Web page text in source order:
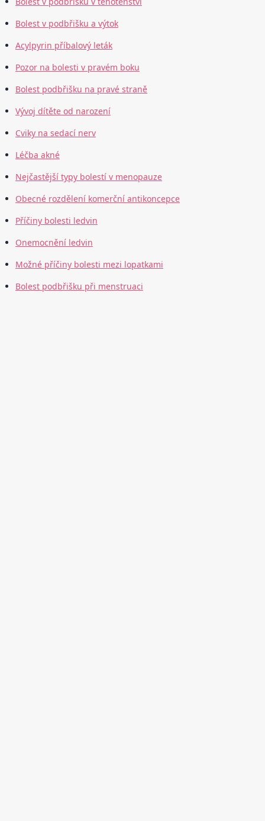
Bolest v podbřišku a výtok
Acylpyrin příbalový leták
Pozor na bolesti v pravém boku
Bolest podbřišku na pravé straně
Vývoj dítěte od narození
Cviky na sedací nerv
Léčba akné
Nejčastější typy bolestí v menopauze
Obecné rozdělení komerční antikoncepce
Příčiny bolesti ledvin
Onemocnění ledvin
Možné příčiny bolesti mezi lopatkami
Bolest podbřišku při menstruaci